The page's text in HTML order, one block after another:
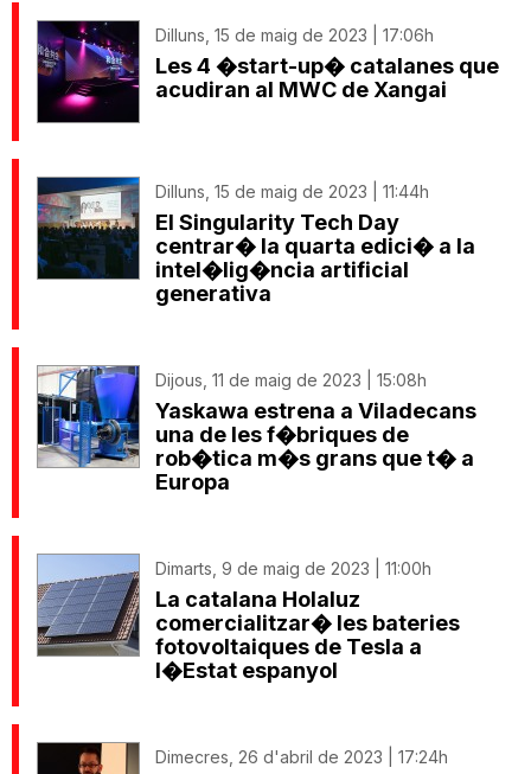
Dilluns, 15 de maig de 2023 | 17:06h
Les 4 �start-up� catalanes que
acudiran al MWC de Xangai
Dilluns, 15 de maig de 2023 | 11:44h
El Singularity Tech Day
centrar� la quarta edici� a la
intel�lig�ncia artificial
generativa
Dijous, 11 de maig de 2023 | 15:08h
Yaskawa estrena a Viladecans
una de les f�briques de
rob�tica m�s grans que t� a
Europa
Dimarts, 9 de maig de 2023 | 11:00h
La catalana Holaluz
comercialitzar� les bateries
fotovoltaiques de Tesla a
l�Estat espanyol
Dimecres, 26 d'abril de 2023 | 17:24h